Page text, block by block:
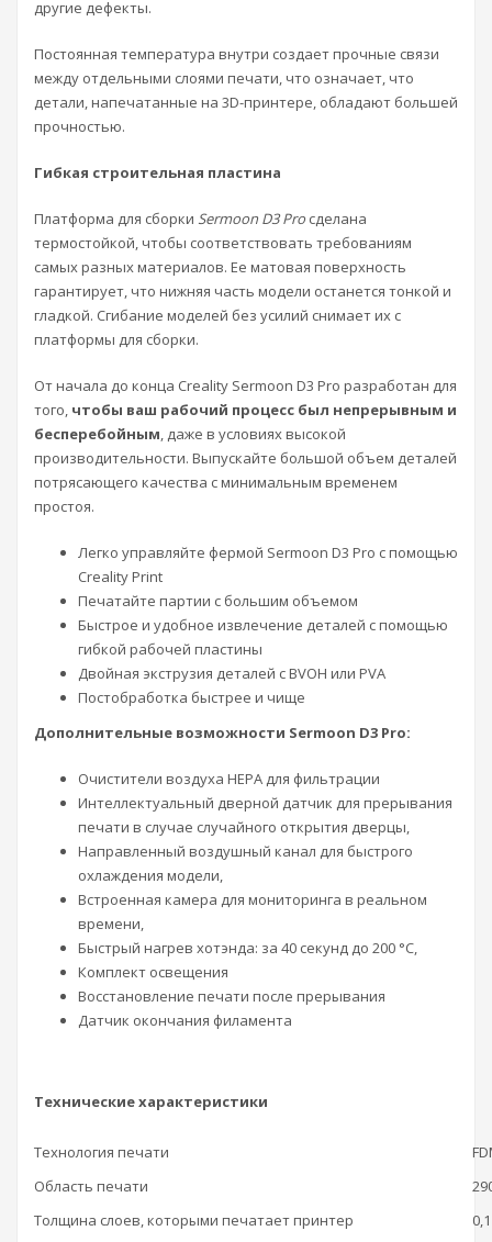
другие дефекты.
Постоянная температура внутри создает прочные связи
между отдельными слоями печати, что означает, что
детали, напечатанные на 3D-принтере, обладают большей
прочностью.
Гибкая строительная пластина
Платформа для сборки Sermoon D3 Pro сделана
термостойкой, чтобы соответствовать требованиям
самых разных материалов. Ее матовая поверхность
гарантирует, что нижняя часть модели останется тонкой и
гладкой. Сгибание моделей без усилий снимает их с
платформы для сборки.
От начала до конца Creality Sermoon D3 Pro разработан для
того, чтобы ваш рабочий процесс был непрерывным и
бесперебойным, даже в условиях высокой
производительности. Выпускайте большой объем деталей
потрясающего качества с минимальным временем
простоя.
Легко управляйте фермой Sermoon D3 Pro с помощью
Creality Print
Печатайте партии с большим объемом
Быстрое и удобное извлечение деталей с помощью
гибкой рабочей пластины
Двойная экструзия деталей с BVOH или PVA
Постобработка быстрее и чище
Дополнительные возможности Sermoon D3 Pro:
Очистители воздуха HEPA для фильтрации
Интеллектуальный дверной датчик для прерывания
печати в случае случайного открытия дверцы,
Направленный воздушный канал для быстрого
охлаждения модели,
Встроенная камера для мониторинга в реальном
времени,
Быстрый нагрев хотэнда: за 40 секунд до 200 °C,
Комплект освещения
Восстановление печати после прерывания
Датчик окончания филамента
Технические характеристики
Технология печати
Область печати
Толщина слоев, которыми печатает принтер